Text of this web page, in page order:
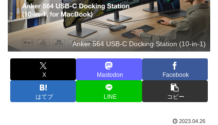
Anker 564 USB-C Docking Station (10-in-1)
X Mastodon Facebook
はてブ LINE コピー
2023.04.26